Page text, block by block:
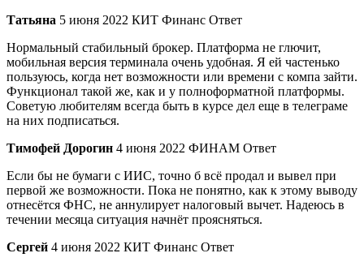
Татьяна 5 июня 2022 КИТ Финанс Ответ
Нормальный стабильный брокер. Платформа не глючит,
мобильная версия терминала очень удобная. Я ей частенько
пользуюсь, когда нет возможности или времени с компа зайти.
Функционал такой же, как и у полноформатной платформы.
Советую любителям всегда быть в курсе дел еще в телеграме
на них подписаться.
Тимофей Дорогин 4 июня 2022 ФИНАМ Ответ
Если бы не бумаги с ИИС, точно б всё продал и вывел при
первой же возможности. Пока не понятно, как к этому выводу
отнесётся ФНС, не аннулирует налоговый вычет. Надеюсь в
течении месяца ситуация начнёт проясняться.
Сергей 4 июня 2022 КИТ Финанс Ответ